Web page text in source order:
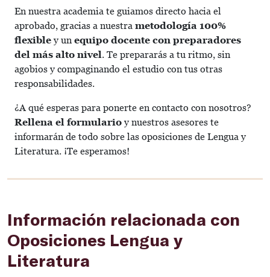
En nuestra academia te guiamos directo hacia el
aprobado, gracias a nuestra metodología 100%
flexibley un equipo docente con preparadores
del más alto nivel. Te prepararás a tu ritmo, sin
agobios y compaginando el estudio con tus otras
responsabilidades.
¿A qué esperas para ponerte en contacto con nosotros?
Rellena el formularioy nuestros asesores te
informarán de todo sobre las oposiciones de Lengua y
Literatura. ¡Te esperamos!
Información relacionada con
Oposiciones Lengua y
Literatura